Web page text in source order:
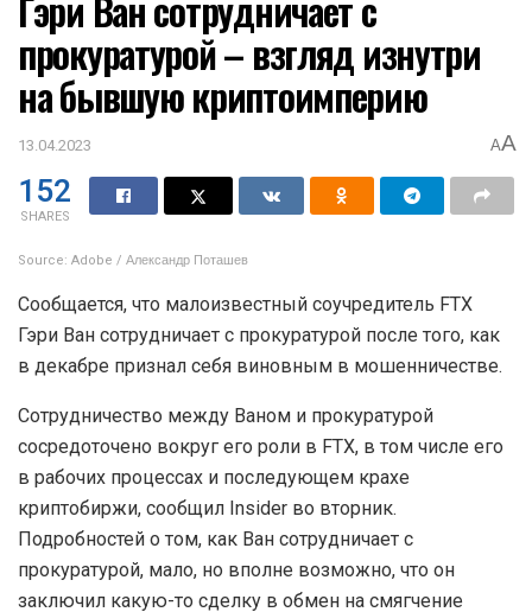
прокуратурой – взгляд изнутри
на бывшую криптоимперию
13.04.2023 AA
152
SHARES
Source: Adobe / Александр Поташев
Сообщается, что малоизвестный соучредитель FTX
Гэри Ван сотрудничает с прокуратурой после того, как
в декабре признал себя виновным в мошенничестве.
Сотрудничество между Ваном и прокуратурой
сосредоточено вокруг его роли в FTX, в том числе его
в рабочих процессах и последующем крахе
криптобиржи, сообщил Insider во вторник.
Подробностей о том, как Ван сотрудничает с
прокуратурой, мало, но вполне возможно, что он
заключил какую-то сделку в обмен на смягчение